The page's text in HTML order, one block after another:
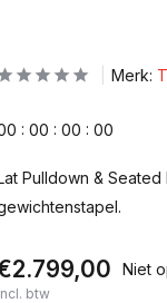
Merk:
0 : 00 : 00 : 00
Pulldown &
Niet
btw